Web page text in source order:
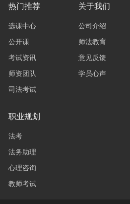
热门推荐
选课中心
公开课
考试资讯
师资团队
司法考试
关于我们
公司介绍
师法教育
意见反馈
学员心声
职业规划
法考
法务助理
心理咨询
教师考试